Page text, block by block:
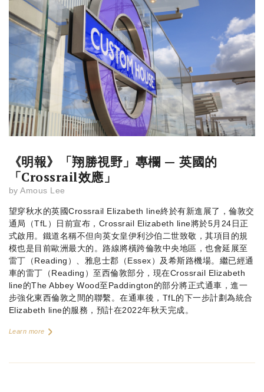
《明報》「翔勝視野」專欄 — 英國的
「Crossrail效應」
by Amous Lee
望穿秋水的英國Crossrail Elizabeth line終於有新進展了，倫敦交
通局（TfL）日前宣布，Crossrail Elizabeth line將於5月24日正
式啟用。鐵道名稱不但向英女皇伊利沙伯二世致敬，其項目的規
模也是目前歐洲最大的。路線將橫跨倫敦中央地區，也會延展至
雷丁（Reading）、雅息士郡（Essex）及希斯路機場。繼已經通
車的雷丁（Reading）至西倫敦部分，現在Crossrail Elizabeth
line的The Abbey Wood至Paddington的部分將正式通車，進一
步強化東西倫敦之間的聯繫。在通車後，TfL的下一步計劃為統合
Elizabeth line的服務，預計在2022年秋天完成。
Learn more